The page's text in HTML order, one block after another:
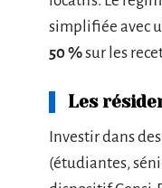
simplifiée avec
50 %sur les
Les
Investir dans
(étudiantes,